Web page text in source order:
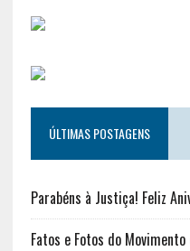
ÚLTIMAS POSTAGENS
Parabéns à Justiça! Feliz
Fatos e Fotos do